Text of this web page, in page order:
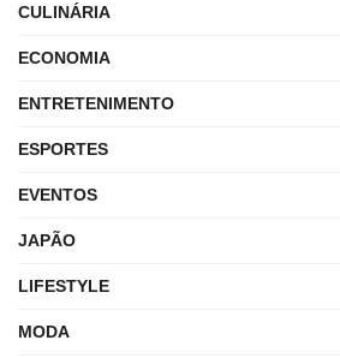
CULINÁRIA
ECONOMIA
ENTRETENIMENTO
ESPORTES
EVENTOS
JAPÃO
LIFESTYLE
MODA